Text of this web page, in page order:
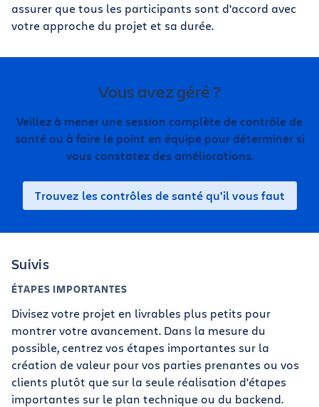
assurer que tous les participants sont d'accord avec
votre approche du projet et sa durée.
Vous avez géré ?
Veillez à mener une session complète de contrôle de
santé ou à faire le point en équipe pour déterminer si
vous constatez des améliorations.
Trouvez les contrôles de santé qu'il vous faut
Suivis
ÉTAPES IMPORTANTES
Divisez votre projet en livrables plus petits pour
montrer votre avancement. Dans la mesure du
possible, centrez vos étapes importantes sur la
création de valeur pour vos parties prenantes ou vos
clients plutôt que sur la seule réalisation d'étapes
importantes sur le plan technique ou du backend.